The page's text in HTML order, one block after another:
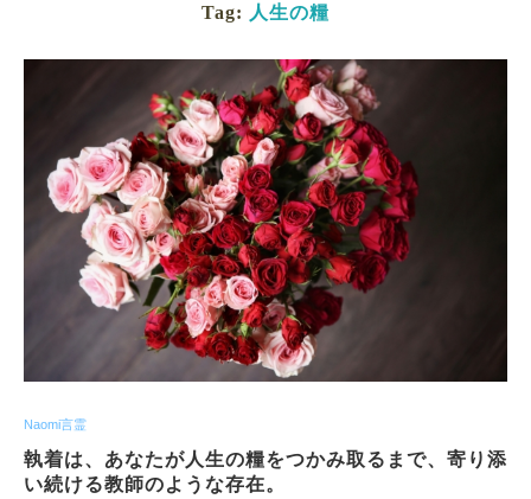
Tag: 人生の糧
Naomi言霊
執着は、あなたが人生の糧をつかみ取るまで、寄り添
い続ける教師のような存在。